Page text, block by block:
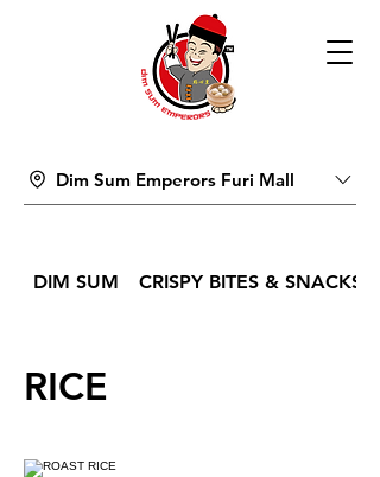
Dim Sum Emperors Furi Mall
DIM SUM CRISPY BITES & SNACKS
RICE